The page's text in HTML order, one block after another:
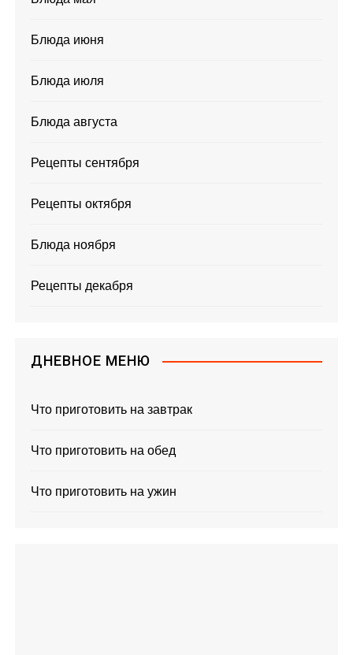
Блюда июня
Блюда июля
Блюда августа
Рецепты сентября
Рецепты октября
Блюда ноября
Рецепты декабря
ДНЕВНОЕ МЕНЮ
Что приготовить на завтрак
Что приготовить на обед
Что приготовить на ужин